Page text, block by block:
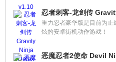
跑过去避开障碍物。
忍者刺客-龙剑传
重力忍者豪华版是目前为止
炫的安卓街机动作游戏！
恶魔忍者2使命 Devil